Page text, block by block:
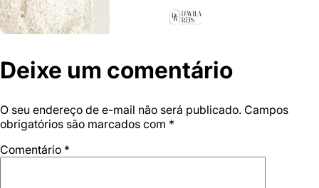
Deixe um comentário
O seu endereço de e-mail não será publicado. Campos
obrigatórios são marcados com *
Comentário *